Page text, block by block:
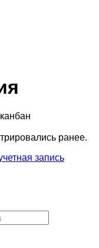
ранее.
запись